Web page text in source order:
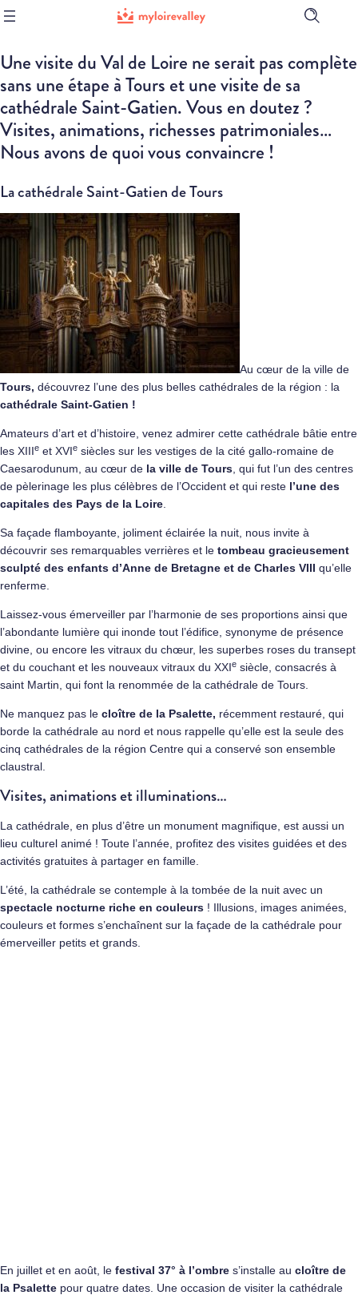
Ouvrir
de
Une visite du Val de Loire ne serait pas complète
sans une étape à Tours et une visite de sa
cathédrale Saint-Gatien. Vous en doutez ?
Visites, animations, richesses patrimoniales…
Nous avons de quoi vous convaincre !
La cathédrale Saint-Gatien de Tours
Au cœur de la ville de
Tours, découvrez l’une des plus belles cathédrales de la région : la
cathédrale Saint-Gatien !
Amateurs d’art et d’histoire, venez admirer cette cathédrale bâtie entre
les XIIIe et XVIe siècles sur les vestiges de la cité gallo-romaine de
Caesarodunum, au cœur de la ville de Tours , qui fut l’un des centres
de pèlerinage les plus célèbres de l’Occident et qui reste l’une des
capitales des Pays de la Loire
Sa façade flamboyante, joliment éclairée la nuit, nous invite à
découvrir ses remarquables verrières et le tombeau gracieusement
sculpté des enfants d’Anne de Bretagne et de Charles VIII qu’elle
renferme.
Laissez-vous émerveiller par l’harmonie de ses proportions ainsi que
l’abondante lumière qui inonde tout l’édifice, synonyme de présence
divine, ou encore les vitraux du chœur, les superbes roses du transept
et du couchant et les nouveaux vitraux du XXIe siècle, consacrés à
saint Martin, qui font la renommée de la cathédrale de Tours.
Ne manquez pas le cloître de la Psalette, récemment restauré, qui
borde la cathédrale au nord et nous rappelle qu’elle est la seule des
cinq cathédrales de la région Centre qui a conservé son ensemble
claustral.
Visites, animations et illuminations…
La cathédrale, en plus d’être un monument magnifique, est aussi un
lieu culturel animé ! Toute l’année, profitez des visites guidées et des
activités gratuites à partager en famille.
L’été, la cathédrale se contemple à la tombée de la nuit avec un
spectacle nocturne riche en couleurs ! Illusions, images animées,
couleurs et formes s’enchaînent sur la façade de la cathédrale pour
émerveiller petits et grands.
En juillet et en août, le festival 37° à l’ombre s’installe au cloître de
la Psalette pour quatre dates. Une occasion de visiter la cathédrale